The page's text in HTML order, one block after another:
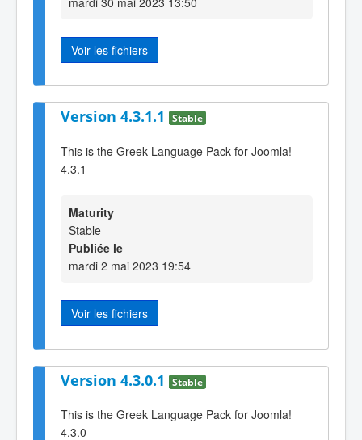
Voir les fichiers
Version 4.3.1.1 Stable
This is the Greek Language Pack for Joomla!
4.3.1
Maturity
Stable
Publiée le
mardi 2 mai 2023 19:54
Voir les fichiers
Version 4.3.0.1 Stable
This is the Greek Language Pack for Joomla!
4.3.0